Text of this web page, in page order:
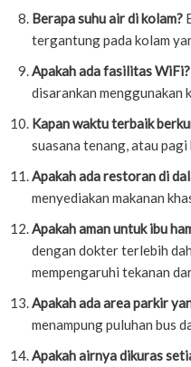
Berapa suhu air di kolam?
tergantung pada kolam
Apakah ada fasilitas WiFi?
disarankan menggunakan
Kapan waktu terbaik
suasana tenang, atau
Apakah ada restoran di
menyediakan makanan
Apakah aman untuk ibu
dengan dokter terlebih
mempengaruhi tekanan
Apakah ada area parkir
menampung puluhan bus
Apakah airnya dikuras